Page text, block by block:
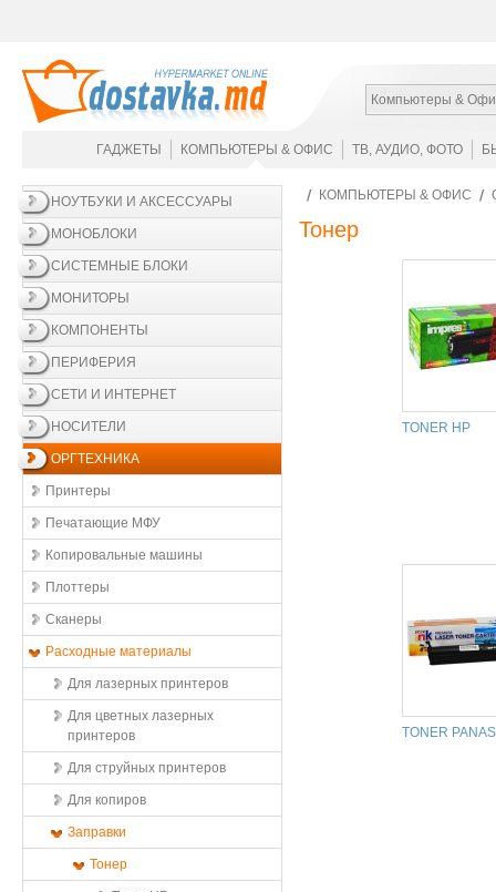
Компьютеры &
ГАДЖЕТЫ КОМПЬЮТЕРЫ & ОФИС ТВ, АУДИО, ФОТО
НОУТБУКИ И АКСЕССУАРЫ
МОНОБЛОКИ
СИСТЕМНЫЕ БЛОКИ
МОНИТОРЫ
КОМПОНЕНТЫ
ПЕРИФЕРИЯ
СЕТИ И ИНТЕРНЕТ
НОСИТЕЛИ
ОРГТЕХНИКА
Принтеры
Печатающие МФУ
Копировальные машины
Плоттеры
Сканеры
Расходные материалы
Для лазерных принтеров
Для цветных лазерных
принтеров
Для струйных принтеров
Для копиров
Заправки
Тонер
КОМПЬЮТЕРЫ & ОФИС
Тонер
TONER HP
TONER